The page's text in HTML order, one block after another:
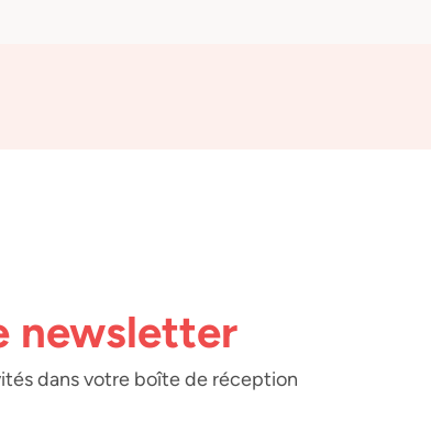
newsletter
dans votre boîte de réception